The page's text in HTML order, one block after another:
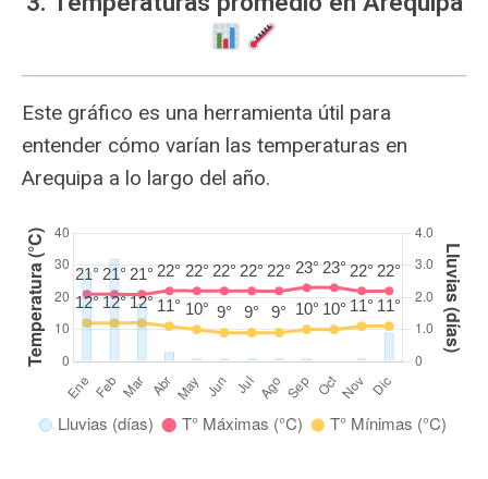
Este gráfico es una herramienta útil para
entender cómo varían las temperaturas en
Arequipa a lo largo del año.